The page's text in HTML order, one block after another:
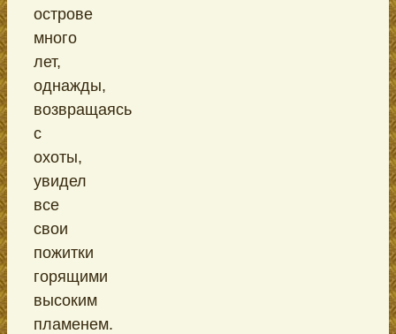
острове
много
лет,
однажды,
возвращаясь
с
охоты,
увидел
все
свои
пожитки
горящими
высоким
пламенем.